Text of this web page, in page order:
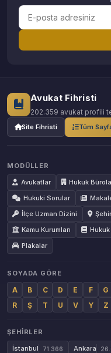
Avukat Fihristi
202.359 avukat profili
Site Fihristi Tüm
MODÜLLER
Avukatlar
Hukuk
Hukuki Sorular
İlçe Uzman Dizini
Kamu Kurumları
Plakalar
SOYADA GÖRE
A B C D E F G
R
Ş T U V Y Z
ŞEHIRLER
İstanbul
71.366 Ankara